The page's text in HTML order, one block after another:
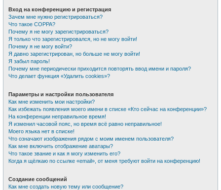
Вход на конференцию и регистрация
Зачем мне нужно регистрироваться?
Что такое COPPA?
Почему я не могу зарегистрироваться?
Я только что зарегистрировался, но не могу войти!
Почему я не могу войти?
Я давно зарегистрирован, но больше не могу войти!
Я забыл пароль!
Почему мне периодически приходится повторять ввод имени и пароля?
Что делает функция «Удалить cookies»?
Параметры и настройки пользователя
Как мне изменить мои настройки?
Как избежать появления моего имени в списке «Кто сейчас на конференции»?
На конференции неправильное время!
Я изменил часовой пояс, но время всё равно неправильное!
Моего языка нет в списке!
Что означают изображения рядом с моим именем пользователя?
Как мне включить отображение аватары?
Что такое звание и как я могу изменить его?
Когда я щёлкаю по ссылке «email», от меня требуют войти на конференцию!
Создание сообщений
Как мне создать новую тему или сообщение?